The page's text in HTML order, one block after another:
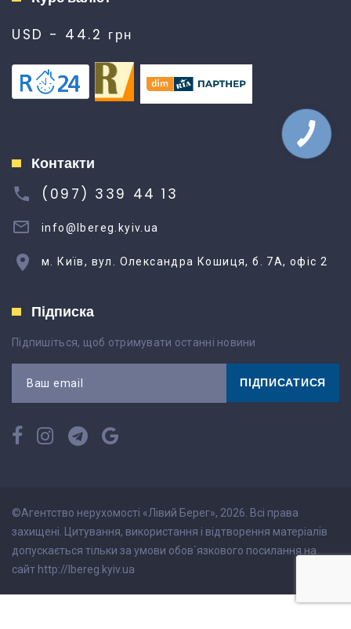
USD - 44.2 грн
Контакти
(097) 339 44 13
info@lbereg.kyiv.ua
м. Київ, вул. Олександра Кошиця, б. 7А, офіс 2
Підписка
Підпишіться, щоб отримувати останні новини
Ваш email ПІДПИСАТИСЯ
©Агентство нерухомості «Лівий Берег», 2026. Всі права
захищені. Цитування, використання і відтворення матеріалів
допускається тільки за умови обов`язкового посилання на
сайт http://lbereg.kyiv.ua